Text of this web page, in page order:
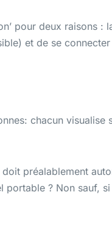
pour deux raisons :
et de se
chacun visualise
préalablement
? Non sauf, si